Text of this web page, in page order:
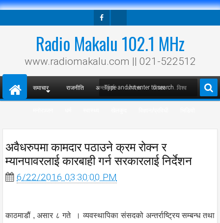
Radio Makalu 102.1 MHz
www.radiomakalu.com || 021-522512
समाचार राजनीति अन्तर्वार्ता अपराध विचार विश्व
अवैधरुपमा कामदार पठाउने क्रम रोक्न र
म्यानपावरलाई कारबाही गर्न सरकारलाई निर्देशन
6/22/2016 03:30:00 PM
काठमाडौं , असार ८ गते । व्यवस्थापिका संसदको अन्तर्राष्ट्रिय सम्बन्ध तथा